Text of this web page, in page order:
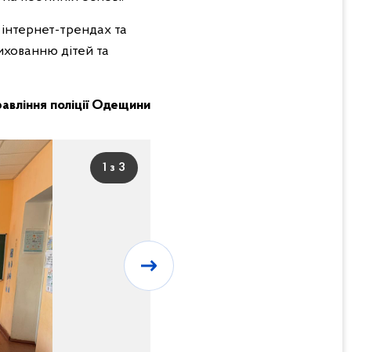
трендах та
дітей та
поліції Одещини
1 з 3